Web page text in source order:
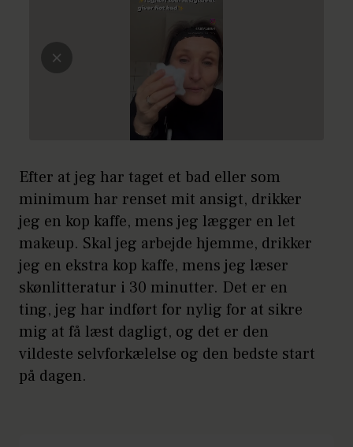
Efter at jeg har taget et bad eller som
minimum har renset mit ansigt, drikker
jeg en kop kaffe, mens jeg lægger en let
makeup. Skal jeg arbejde hjemme, drikker
jeg en ekstra kop kaffe, mens jeg læser
skønlitteratur i 30 minutter. Det er en
ting, jeg har indført for nylig for at sikre
mig at få læst dagligt, og det er den
vildeste selvforkælelse og den bedste start
på dagen.